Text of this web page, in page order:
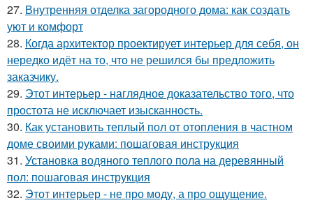
27. Внутренняя отделка загородного дома: как создать
уют и комфорт
28. Когда архитектор проектирует интерьер для себя, он
нередко идёт на то, что не решился бы предложить
заказчику.
29. Этот интерьер - наглядное доказательство того, что
простота не исключает изысканность.
30. Как установить теплый пол от отопления в частном
доме своими руками: пошаговая инструкция
31. Установка водяного теплого пола на деревянный
пол: пошаговая инструкция
32. Этот интерьер - не про моду, а про ощущение.